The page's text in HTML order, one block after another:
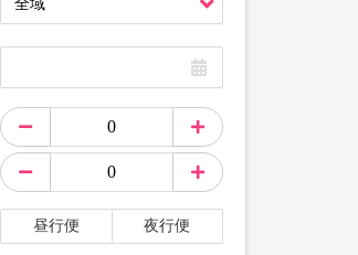
昼行便 夜行便